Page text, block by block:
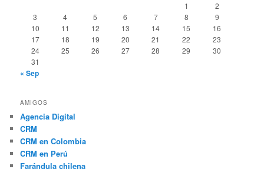
1
2
3
4 5 6 7 8
9
10
11 12 13 14 15
16
17
18 19 20 21 22
23
24
25 26 27 28 29
30
31
« Sep
AMIGOS
Agencia Digital
CRM
CRM en Colombia
CRM en Perú
Farándula chilena